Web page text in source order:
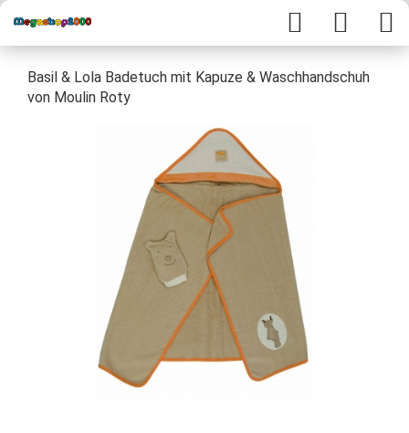
Basil & Lola Badetuch mit Kapuze & Waschhandschuh
von Moulin Roty